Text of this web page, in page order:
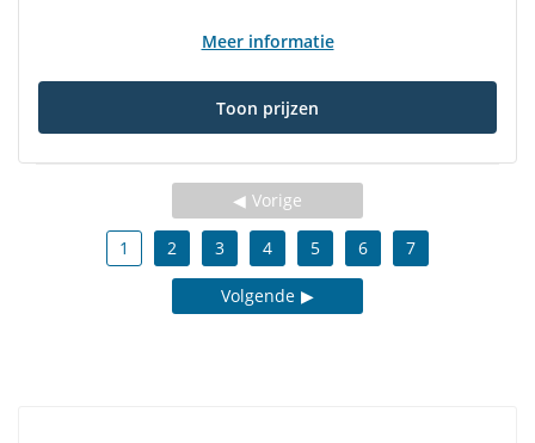
Meer informatie
Toon prijzen
Vorige
1 2 3 4 5 6 7
Volgende